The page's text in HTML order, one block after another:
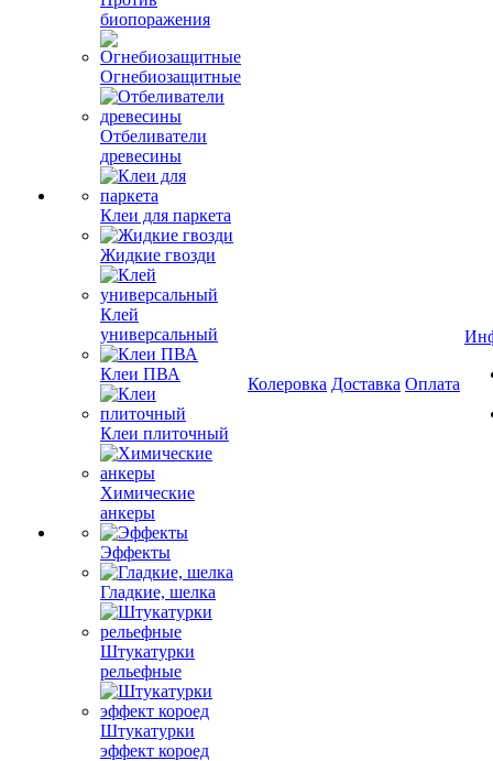
биопоражения
Огнебиозащитные
Отбеливатели
древесины
Клеи для паркета
Жидкие гвозди
Клей
универсальный
Клеи ПВА
Клеи плиточный
Химические
анкеры
Эффекты
Гладкие, шелка
Штукатурки
рельефные
Штукатурки
эффект короед
Колеровка Доставка Оплата